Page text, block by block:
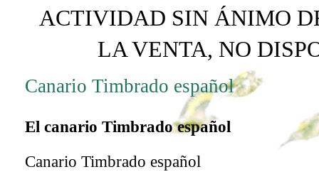
ACTIVIDAD SIN ÁNIMO
LA VENTA, NO
Canario Timbrado español
El canario Timbrado español
Canario Timbrado español